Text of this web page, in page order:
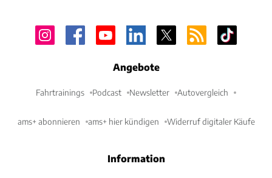
Angebote
Fahrtrainings Podcast Newsletter Autovergleich
ams+ abonnieren ams+ hier kündigen Widerruf digitaler Käufe
Information